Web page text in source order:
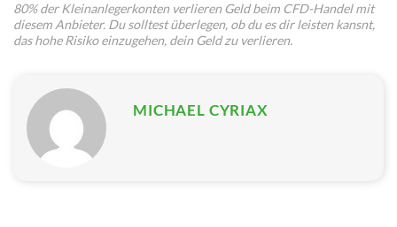
80% der Kleinanlegerkonten verlieren Geld beim CFD-Handel mit
diesem Anbieter. Du solltest überlegen, ob du es dir leisten kansnt,
das hohe Risiko einzugehen, dein Geld zu verlieren.
MICHAEL CYRIAX